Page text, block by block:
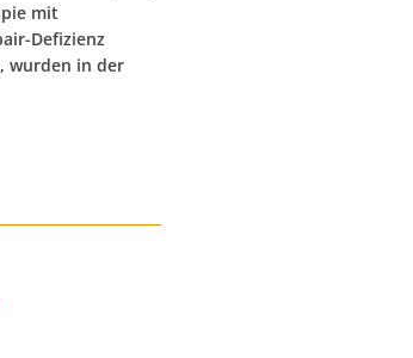
mit
Defizienz
wurden in der